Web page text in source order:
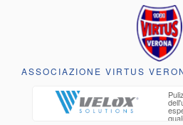
ASSOCIAZIONE VIRTUS